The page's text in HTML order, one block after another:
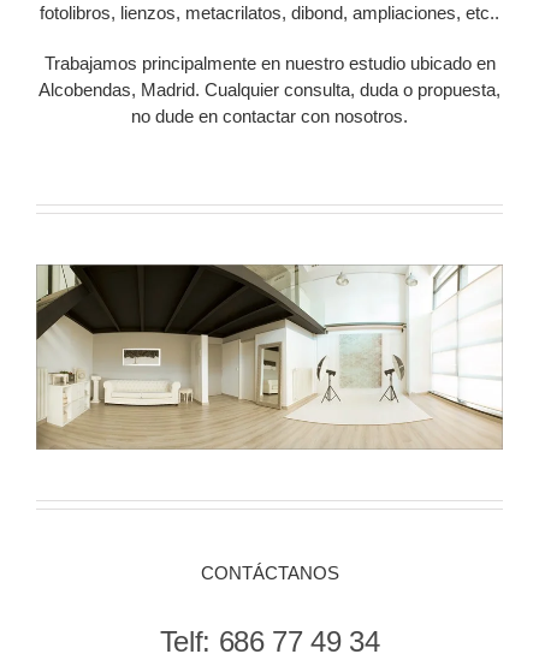
fotolibros, lienzos, metacrilatos, dibond, ampliaciones, etc..
Trabajamos principalmente en nuestro estudio ubicado en
Alcobendas, Madrid. Cualquier consulta, duda o propuesta,
no dude en contactar con nosotros.
CONTÁCTANOS
Telf: 686 77 49 34